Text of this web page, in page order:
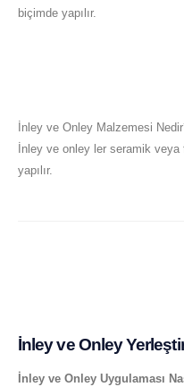
biçimde yapılır.
İnley ve Onley Malzemesi
İnley ve onley ler seramik
yapılır.
İnley ve Onley
İnley ve Onley Uygulaması